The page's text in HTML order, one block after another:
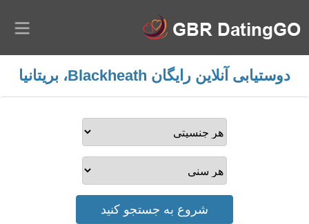
دوستیابی آنلاین رایگان Blackheath، بریتانیا